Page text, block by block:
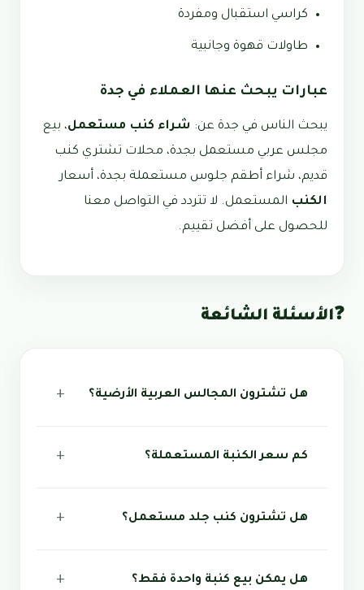
كراسي استقبال ومفردة
طاولات قهوة وجانبية
عبارات يبحث عنها العملاء في جدة
يبحث الناس في جدة عن: شراء كنب مستعمل، بيع
مجلس عربي مستعمل بجدة، محلات تشتري كنب
قديم، شراء أطقم جلوس مستعملة بجدة، أسعار
الكنب المستعمل. لا تتردد في التواصل معنا
للحصول على أفضل تقييم.
❓الأسئلة الشائعة
هل تشترون المجالس العربية الأرضية؟
كم سعر الكنبة المستعملة؟
هل تشترون كنب جلد مستعمل؟
هل يمكن بيع كنبة واحدة فقط؟